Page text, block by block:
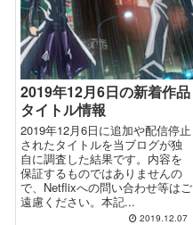
2019年12月6日の新着作品
タイトル情報
2019年12月6日に追加や配信停止
されたタイトルを当ブログが独
自に調査した結果です。内容を
保証するものではありませんの
で、Netflixへの問い合わせ等はご
遠慮ください。本記...
2019.12.07